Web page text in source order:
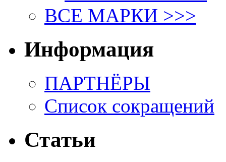
ВСЕ МАРКИ >>>
Информация
ПАРТНЁРЫ
Список сокращений
Статьи